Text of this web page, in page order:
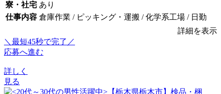
寮・社宅 あり
仕事内容 倉庫作業 / ピッキング・運搬 / 化学系工場 / 日勤
詳細を表示
＼最短45秒で完了／
応募へ進む
詳しく
見る